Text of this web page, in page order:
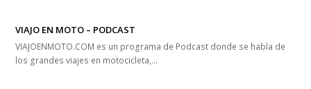
VIAJO EN MOTO – PODCAST
VIAJOENMOTO.COM es un programa de Podcast donde se habla de
los grandes viajes en motocicleta,…